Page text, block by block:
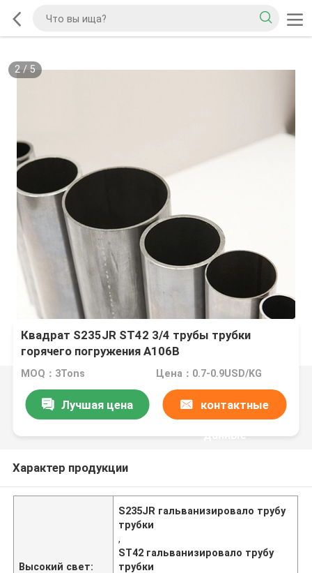
2/ 5
Квадрат S235JR ST42 3/4 трубы трубки
горячего погружения A106B
гальванизированный 1/4 дюймов 1/2
MOQ：3Tons Цена：0.7-0.9USD/KG
Лучшая цена контактные
данные
Характер продукции
Высокий свет:
S235JR гальванизировало трубу
трубки
,
ST42 гальванизировало трубу
трубки